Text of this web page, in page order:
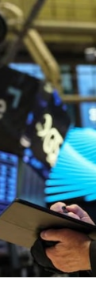
Küresel
ardından
pozitif